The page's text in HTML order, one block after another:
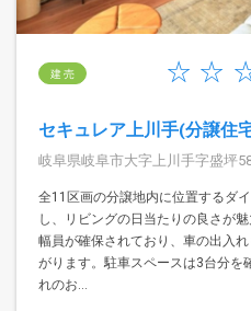
建 売
セキュレア上川手(分譲住
岐阜県岐阜市大字上川手字盛坪
全11区画の分譲地内に位置するダ
し、リビングの日当たりの良さが
幅員が確保されており、車の出入
がります。駐車スペースは3台分を
れのお...